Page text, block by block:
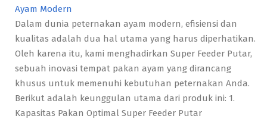
Ayam Modern
Dalam dunia peternakan ayam modern, efisiensi dan
kualitas adalah dua hal utama yang harus diperhatikan.
Oleh karena itu, kami menghadirkan Super Feeder Putar,
sebuah inovasi tempat pakan ayam yang dirancang
khusus untuk memenuhi kebutuhan peternakan Anda.
Berikut adalah keunggulan utama dari produk ini: 1.
Kapasitas Pakan Optimal Super Feeder Putar